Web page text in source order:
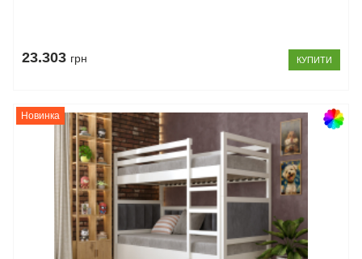
23.303 грн КУПИТИ
Новинка